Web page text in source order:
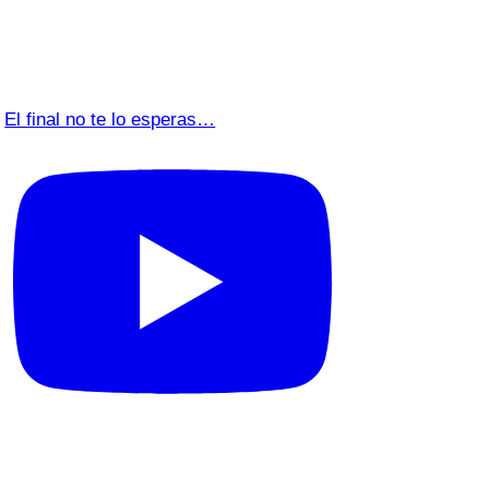
El final no te lo esperas…